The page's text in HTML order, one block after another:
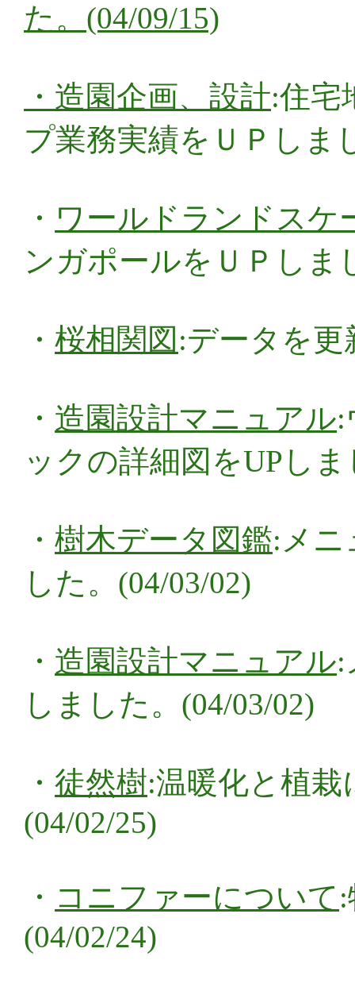
た。(04/09/15)
・ 造園企画、設計:住宅
プ業務実績をＵＰしま
・ ワールドランドスケ
ンガポールをＵＰしま
・ 桜相関図 :データを更
・ 造園設計マニュアル:
ックの詳細図をUPし
・ 樹木データ図鑑:メニ
した。(04/03/02)
・ 造園設計マニュアル:
しました。(04/03/02)
・ 徒然樹:温暖化と植
(04/02/25)
・ コニファーについて
(04/02/24)